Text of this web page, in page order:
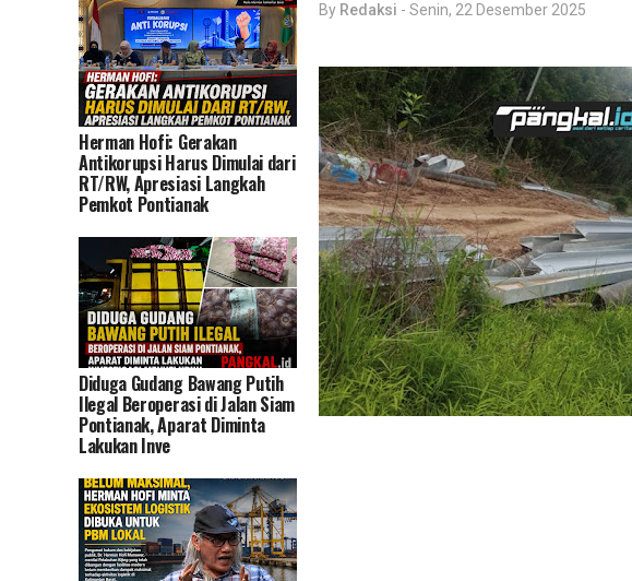
Herman Hofi: Gerakan
Antikorupsi Harus Dimulai dari
RT/RW, Apresiasi Langkah
Pemkot Pontianak
Diduga Gudang Bawang Putih
Ilegal Beroperasi di Jalan Siam
Pontianak, Aparat Diminta
Lakukan Inve
By Redaksi - Senin, 22 Desember 2025